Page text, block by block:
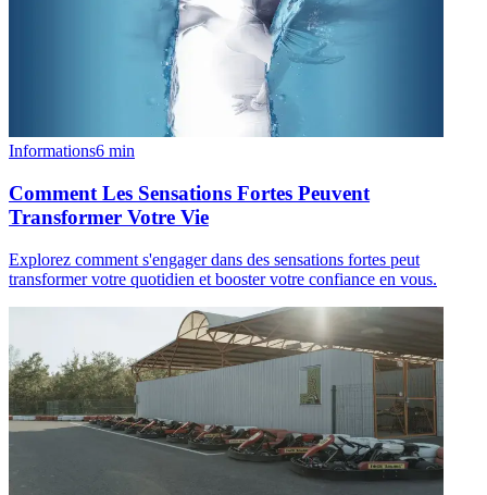
Informations6 min
Comment Les Sensations Fortes Peuvent
Transformer Votre Vie
Explorez comment s'engager dans des sensations fortes peut
transformer votre quotidien et booster votre confiance en vous.